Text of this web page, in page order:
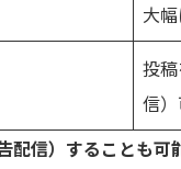
大
投
信
配信）することも可